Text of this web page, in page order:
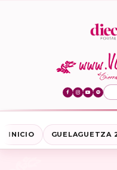
INICIO GUELAGUETZA